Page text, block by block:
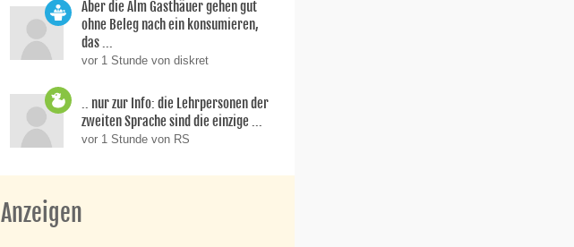
Aber die Alm Gasthäuer gehen gut
ohne Beleg nach ein konsumieren,
das ...
vor 1 Stunde von diskret
.. nur zur Info: die Lehrpersonen der
zweiten Sprache sind die einzige ...
vor 1 Stunde von RS
Anzeigen